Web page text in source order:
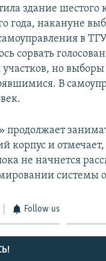
здание шестого
года, накануне
в
сорвать
но
В
продолжает
корпус и отмечает,
не начнется
системы
Follow us